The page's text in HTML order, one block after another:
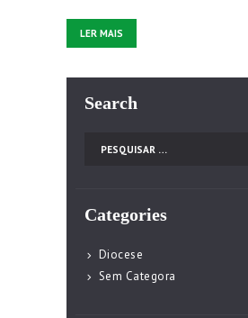
LER MAIS
Search
Categories
Diocese
Sem Categora